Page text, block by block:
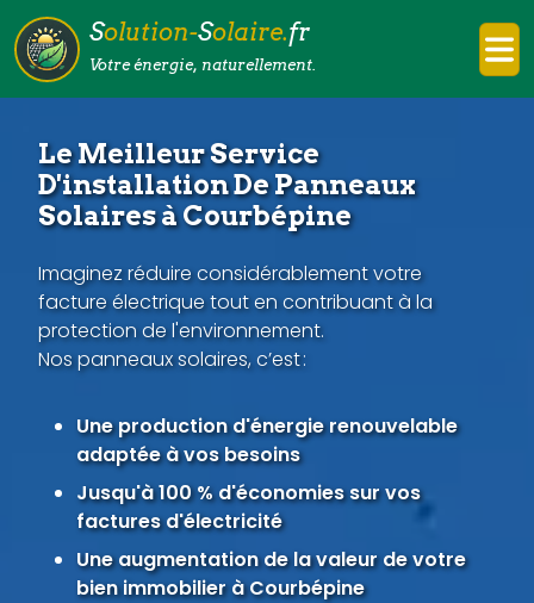
Solution-Solaire.fr
Votre énergie, naturellement.
Le Meilleur Service
D'installation De Panneaux
Solaires à Courbépine
Imaginez réduire considérablement votre
facture électrique tout en contribuant à la
protection de l'environnement.
Nos panneaux solaires, c’est :
Une production d'énergie renouvelable
adaptée à vos besoins
Jusqu'à 100 % d'économies sur vos
factures d'électricité
Une augmentation de la valeur de votre
bien immobilier à Courbépine